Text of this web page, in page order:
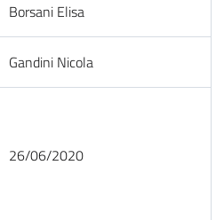
Borsani Elisa
Gandini Nicola
26/06/2020